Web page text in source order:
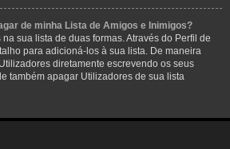
de minha Lista de Amigos e Inimigos?
sua lista de duas formas. Através do Perfil de
para adicioná-los à sua lista. De maneira
diretamente escrevendo os seus
também apagar Utilizadores de sua lista